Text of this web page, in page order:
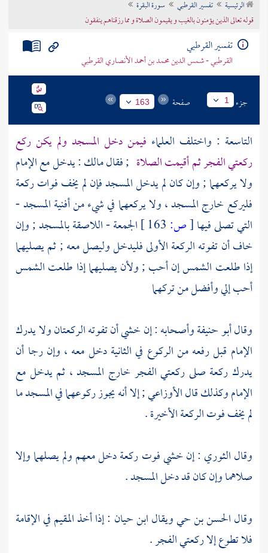
تراجم الأعلام
الرئيسية تفسير القرطبي
سورة البقرة
قوله تعالى الذين يؤمنون بالغيب و يقيمون الصلاة و مما رزقناهم ينفقون
تفسير القرطبي
القرطبي - شمس الدين محمد بن أحمد الأنصاري القرطبي
جزء 1 صفحة 163
التاسعة : واختلف العلماء فيمن دخل المسجد ولم يكن ركع
ركعتي الفجر ثم أقيمت الصلاة ; فقالمالك: يدخل مع الإمام
ولا يركعهما ; وإن كان لم يدخل المسجد فإن لم يخف فوات ركعة
فليركع خارج المسجد ، ولا يركعهما في شيء من أفنية المسجد -
التي تصلى فيها[ص:
الجمعة - اللاصقة بالمسجد ; وإن
خاف أن تفوته الركعة الأولى فليدخل وليصل معه ; ثم يصليهما
إذا طلعت الشمس إن أحب ; ولأن يصليهما إذا طلعت الشمس
أحب إلي وأفضل من تركهما
وقالأبو حنيفةوأصحابه : إن خشي أن تفوته الركعتان ولا يدرك
الإمام قبل رفعه من الركوع في الثانية دخل معه ، وإن رجا أن
يدرك ركعة صلى ركعتي الفجر خارج المسجد ، ثم يدخل مع
الإمام وكذلك قالالأوزاعي; إلا أنه يجوز ركوعهما في المسجد ما
لم يخف فوت الركعة الأخيرة .
وقالالثوري : إن خشي فوت ركعة دخل معهم ولم يصلهما وإلا
صلاهما وإن كان قد دخل المسجد .
وقالالحسن بن حيويقالابن حيان : إذا أخذ المقيم في الإقامة
فلا تطوع إلا ركعتي الفجر .